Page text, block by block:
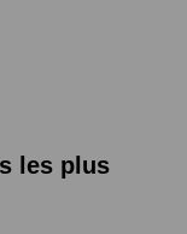
les plus